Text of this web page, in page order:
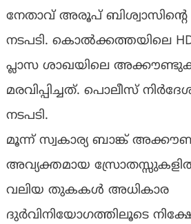
നേതാവ് അരൂപ് ബിശ്വാസിന്റെ
നടപടി. കൊൽക്കത്തയിലെ
പ്ലാസ ശാഖയിലെ
മരവിപ്പിച്ചത്. പൊലീസ്
നടപടി.
മൂന്ന് സ്വകാര്യ ബാങ്ക്
അവ്യക്തമായ സ്രോതസ്സുകളിൽ
വലിയ തുകകൾ അധികാര
ദുർവിനിയോഗത്തിലൂടെ